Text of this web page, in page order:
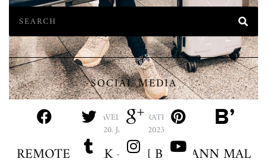
hatte ich eine große Vorfreude auf das, was das Land zu bieten
hatte. Besonders faszinierte mich die Möglichkeit, eine Safari im
Timbavati…
READ MORE
TRAVEL INSPIRATION
20. JANUAR 2023
REMOTE WORK – ICH BIN DANN MAL
SOCIAL MEDIA